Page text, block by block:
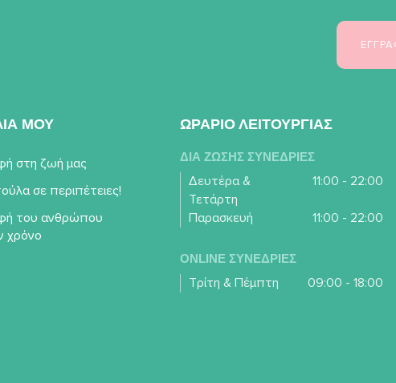
ΜΟΥ
στη ζωή μας
σε περιπέτειες!
του ανθρώπου
χρόνο
ΩΡΑΡΙΟ ΛΕΙΤΟΥΡΓΙΑΣ
ΔΙΑ ΖΩΣΗΣ ΣΥΝΕΔΡΙΕΣ
Δευτέρα &
Τετάρτη
11:00 - 22:00
Παρασκευή 11:00 - 22:00
ONLINE ΣΥΝΕΔΡΙΕΣ
Τρίτη & Πέμπτη 09:00 - 18:00